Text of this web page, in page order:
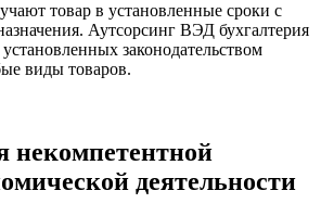
товар в установленные сроки с
Аутсорсинг ВЭД бухгалтерия
законодательством
виды товаров.
некомпетентной
деятельности